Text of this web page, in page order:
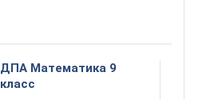
ДПА Математика 9
класс